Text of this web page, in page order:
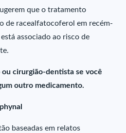
que o tratamento
de racealfatocoferol em recém-
associado ao risco de
ou cirurgião-dentista se você
outro medicamento.
baseadas em relatos